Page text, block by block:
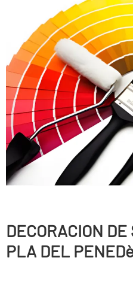
DECORACION
PLA DEL